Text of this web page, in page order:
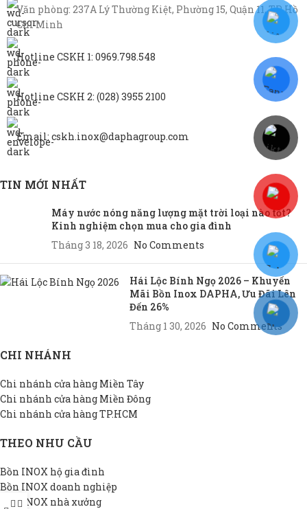
Văn phòng: 237A Lý Thường Kiệt, Phường 15, Quận 11, TP Hồ
Chí Minh
Hotline CSKH 1: 0969.798.548
Hotline CSKH 2: (028) 3955 2100
Email: cskh.inox@daphagroup.com
TIN MỚI NHẤT
Máy nước nóng năng lượng mặt trời loại nào tốt?
Kinh nghiệm chọn mua cho gia đình
Tháng 3 18, 2026 No Comments
Hái Lộc Bính Ngọ 2026 – Khuyến
Mãi Bồn Inox DAPHA, Ưu Đãi Lên
Đến 26%
Tháng 1 30, 2026 No Comments
CHI NHÁNH
Chi nhánh cửa hàng Miền Tây
Chi nhánh cửa hàng Miền Đông
Chi nhánh cửa hàng TP.HCM
THEO NHU CẦU
Bồn INOX hộ gia đình
Bồn INOX doanh nghiệp
Bồn INOX nhà xưởng